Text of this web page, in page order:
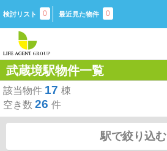
検討リスト 0 最近見た物件 0
武蔵境駅物件一覧
該当物件 17 棟
空き数 26 件
駅で絞り込む